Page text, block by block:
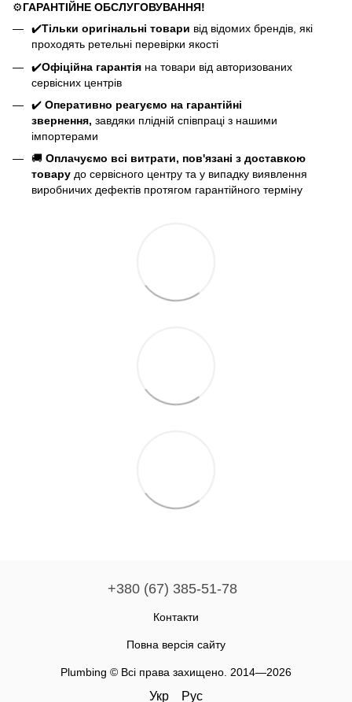
⚙️ГАРАНТІЙНЕ ОБСЛУГОВУВАННЯ!
✔️Тільки оригінальні товари від відомих брендів, які
проходять ретельні перевірки якості
✔️Офіційна гарантія на товари від авторизованих
сервісних центрів
✔️ Оперативно реагуємо на гарантійні
звернення, завдяки плідній співпраці з нашими
імпортерами
🚚 Оплачуємо всі витрати, пов'язані з доставкою
товару до сервісного центру та у випадку виявлення
виробничих дефектів протягом гарантійного терміну
+380 (67) 385-51-78
Контакти
Повна версія сайту
Plumbing © Всі права захищено. 2014—2026
Укр Рус